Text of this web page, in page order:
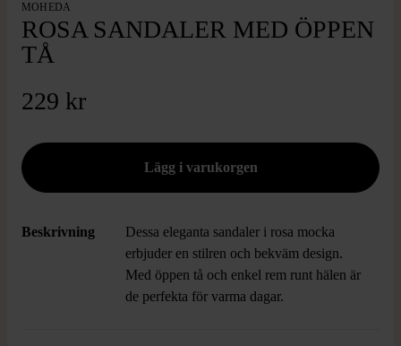
MOHEDA
ROSA SANDALER MED ÖPPEN
TÅ
229 kr
Beskrivning
Dessa eleganta sandaler i rosa mocka
erbjuder en stilren och bekväm design.
Med öppen tå och enkel rem runt hälen är
de perfekta för varma dagar.